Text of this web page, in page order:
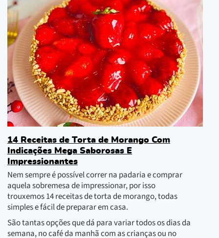
14 Receitas de Torta de Morango Com
Indicações Mega Saborosas E
Impressionantes
Nem sempre é possível correr na padaria e comprar
aquela sobremesa de impressionar, por isso
trouxemos 14 receitas de torta de morango, todas
simples e fácil de preparar em casa.
São tantas opções que dá para variar todos os dias da
semana, no café da manhã com as crianças ou no